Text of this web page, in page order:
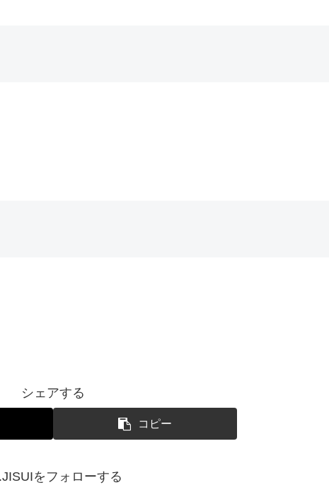
シェアする
コピー
をフォローする